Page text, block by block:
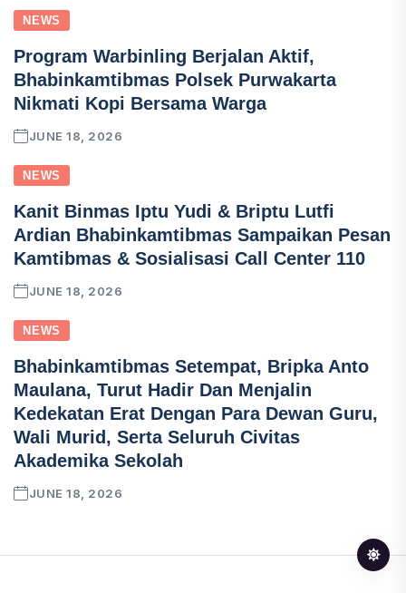
NEWS
Program Warbinling Berjalan Aktif,
Bhabinkamtibmas Polsek Purwakarta
Nikmati Kopi Bersama Warga
JUNE 18, 2026
NEWS
Kanit Binmas Iptu Yudi & Briptu Lutfi
Ardian Bhabinkamtibmas Sampaikan Pesan
Kamtibmas & Sosialisasi Call Center 110
JUNE 18, 2026
NEWS
Bhabinkamtibmas Setempat, Bripka Anto
Maulana, Turut Hadir Dan Menjalin
Kedekatan Erat Dengan Para Dewan Guru,
Wali Murid, Serta Seluruh Civitas
Akademika Sekolah
JUNE 18, 2026